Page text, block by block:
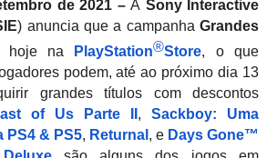
de 2021 –A Sony Interactive
) anuncia que a campanhaGrandes
hoje na PlayStation®Store, o que
podem, até ao próximo dia 13
grandes títulos com descontos
of Us Parte II , Sackboy: Uma
PS4 & PS5, Returnal , e Days Gone™